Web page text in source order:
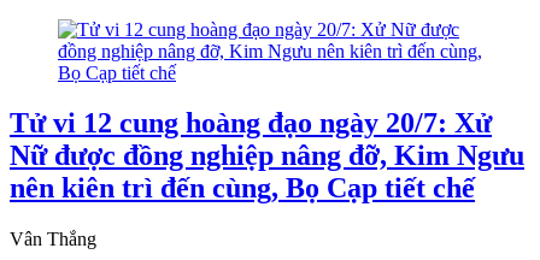
Tử vi 12 cung hoàng đạo ngày 20/7: Xử
Nữ được đồng nghiệp nâng đỡ, Kim Ngưu
nên kiên trì đến cùng, Bọ Cạp tiết chế
Vân Thắng